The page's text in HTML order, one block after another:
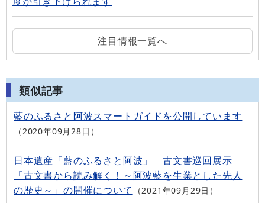
注目情報一覧へ
類似記事
藍のふるさと阿波スマートガイドを公開しています
2020年09月28日
日本遺産「藍のふるさと阿波」 古文書巡回展示
「古文書から読み解く！～阿波藍を生業とした先人
の歴史～」の開催について
2021年09月29日